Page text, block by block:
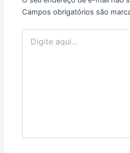
Campos obrigatórios são
aqui...